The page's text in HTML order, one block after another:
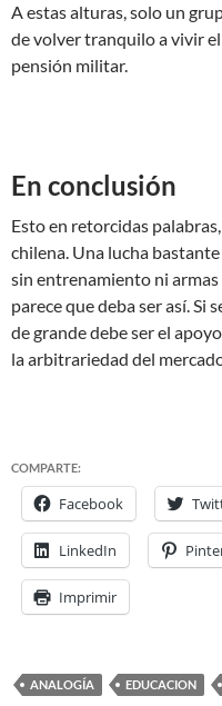
A estas alturas, solo un
de volver tranquilo a vivir
pensión militar.
En conclusión
Esto en retorcidas
chilena. Una lucha
sin entrenamiento ni
parece que deba ser así. Si
de grande debe ser el
la arbitrariedad del
COMPARTE:
Facebook
LinkedIn
Imprimir
ANALOGÍA EDUCACION